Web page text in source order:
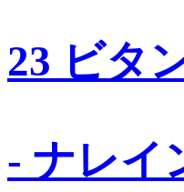
23 ビタ
- ナレイ